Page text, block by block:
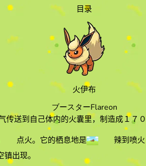
目录
火伊布
ブースターFlareon
传送到自己体内的火囊里，制造成１７
点火。它的栖息地是 辣到喷火
出现。